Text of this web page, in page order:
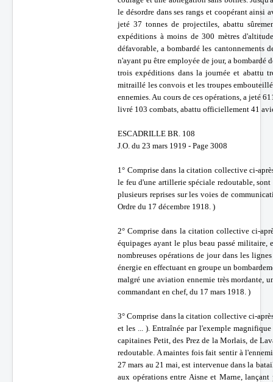
le désordre dans ses rangs et coopérant ainsi
jeté 37 tonnes de projectiles, abattu
expéditions à moins de 300 mètres
défavorable, a bombardé les cantonnements
n'ayant pu être employée de jour, a bombardé
trois expéditions dans la journée et abattu
mitraillé les convois et les troupes
ennemies. Au cours de ces opérations, a jeté
livré 103 combats, abattu officiellement 41
ESCADRILLE BR. 108
J.O. du 23 mars 1919 - Page 3008
1° Comprise dans la citation collective ci-
le feu d'une artillerie spéciale redoutable,
plusieurs reprises sur les voies de
Ordre du 17 décembre 1918. )
2° Comprise dans la citation collective ci-
équipages ayant le plus beau passé
nombreuses opérations de jour dans les
énergie en effectuant en groupe un
malgré une aviation ennemie très mordante,
commandant en chef, du 17 mars 1918. )
3° Comprise dans la citation collective ci-
et les ... ). Entraînée par l'exemple
capitaines Petit, des Prez de la Morlais, de
redoutable. A maintes fois fait sentir à
27 mars au 21 mai, est intervenue dans la
aux opérations entre Aisne et Marne,